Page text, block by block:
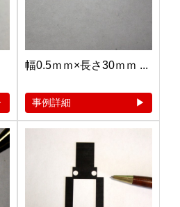
幅0.5ｍｍ×長さ30ｍｍ ...
事例詳細